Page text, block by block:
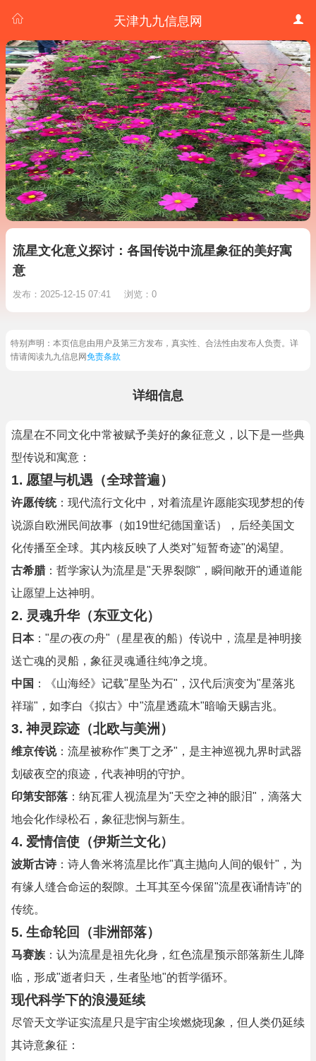
天津九九信息网
流星文化意义探讨：各国传说中流星象征的美好寓
意
发布：2025-12-15 07:41 浏览：0
特别声明：本页信息由用户及第三方发布，真实性、合法性由发布人负责。详
情请阅读九九信息网免责条款
详细信息
流星在不同文化中常被赋予美好的象征意义，以下是一些典
型传说和寓意：
1. 愿望与机遇（全球普遍）
许愿传统：现代流行文化中，对着流星许愿能实现梦想的传
说源自欧洲民间故事（如19世纪德国童话），后经美国文
化传播至全球。其内核反映了人类对"短暂奇迹"的渴望。
古希腊：哲学家认为流星是"天界裂隙"，瞬间敞开的通道能
让愿望上达神明。
2. 灵魂升华（东亚文化）
日本："星の夜の舟"（星星夜的船）传说中，流星是神明接
送亡魂的灵船，象征灵魂通往纯净之境。
中国 ：《山海经》记载"星坠为石"，汉代后演变为"星落兆
祥瑞"，如李白《拟古》中"流星透疏木"暗喻天赐吉兆。
3. 神灵踪迹（北欧与美洲）
维京传说：流星被称作"奥丁之矛"，是主神巡视九界时武器
划破夜空的痕迹，代表神明的守护。
印第安部落 ：纳瓦霍人视流星为"天空之神的眼泪"，滴落大
地会化作绿松石，象征悲悯与新生。
4. 爱情信使（伊斯兰文化）
波斯古诗：诗人鲁米将流星比作"真主抛向人间的银针"，为
有缘人缝合命运的裂隙。土耳其至今保留"流星夜诵情诗"的
传统。
5. 生命轮回（非洲部落）
马赛族 ：认为流星是祖先化身，红色流星预示部落新生儿降
临，形成"逝者归天，生者坠地"的哲学循环。
现代科学下的浪漫延续
尽管天文学证实流星只是宇宙尘埃燃烧现象，但人类仍延续
其诗意象征：